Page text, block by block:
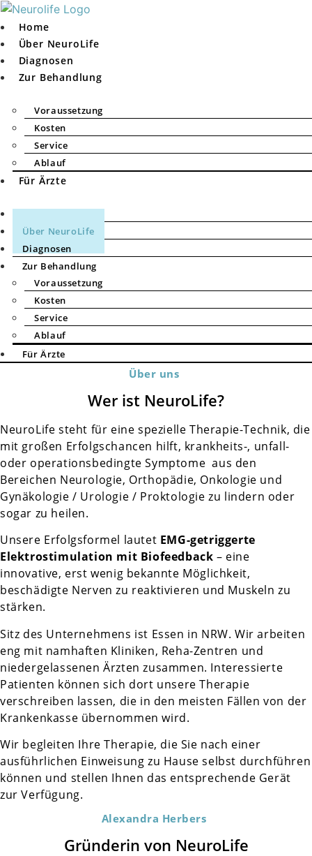
Zum
Inhalt
springen
Home
Über NeuroLife
Diagnosen
Zur Behandlung
Voraussetzung
Kosten
Service
Ablauf
Für Ärzte
Über NeuroLife
Diagnosen
Zur Behandlung
Voraussetzung
Kosten
Service
Ablauf
Für Ärzte
Über uns
Wer ist NeuroLife?
NeuroLife steht für eine spezielle Therapie-Technik, die
mit großen Erfolgschancen hilft, krankheits-, unfall-
oder operationsbedingte Symptome aus den
Bereichen Neurologie, Orthopädie, Onkologie und
Gynäkologie / Urologie / Proktologie zu lindern oder
sogar zu heilen.
Unsere Erfolgsformel lautet EMG-getriggerte
Elektrostimulation mit Biofeedback – eine
innovative, erst wenig bekannte Möglichkeit,
beschädigte Nerven zu reaktivieren und Muskeln zu
stärken.
Sitz des Unternehmens ist Essen in NRW. Wir arbeiten
eng mit namhaften Kliniken, Reha-Zentren und
niedergelassenen Ärzten zusammen. Interessierte
Patienten können sich dort unsere Therapie
verschreiben lassen, die in den meisten Fällen von der
Krankenkasse übernommen wird.
Wir begleiten Ihre Therapie, die Sie nach einer
ausführlichen Einweisung zu Hause selbst durchführen
können und stellen Ihnen das entsprechende Gerät
zur Verfügung.
Alexandra Herbers
Gründerin von NeuroLife